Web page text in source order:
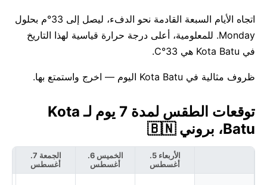
اتجاه الأيام السبعة القادمة نحو الدفء، ليصل إلى 33°م بحلول
Monday. للمعلومية، أعلى درجة حرارة قياسية لهذا التاريخ
في Kota Batu هي 33°C.
ظروف مثالية في Kota Batu اليوم — اخرج واستمتع بها.
توقعات الطقس لمدة 7 يوم لـ Kota
Batu، بروني 🇧🇳
الأربعاء 5.
أغسطس
الخميس 6.
أغسطس
الجمعة 7.
أغسطس